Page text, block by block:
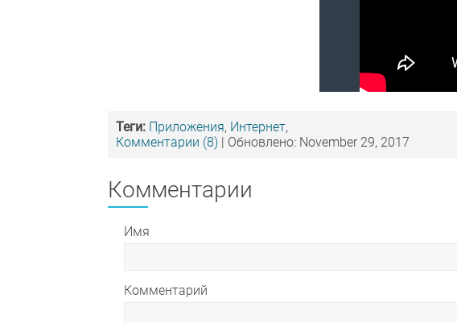
Теги: Приложения, Интернет,
Комментарии (8) | Обновлено: November 29, 2017
Комментарии
Имя
Комментарий